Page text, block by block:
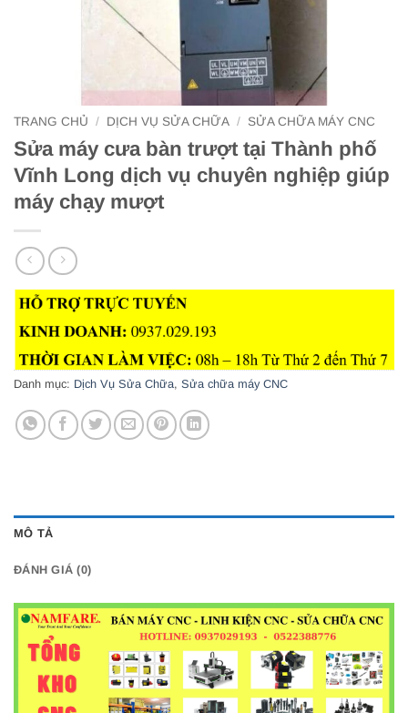
TRANG CHỦ / DỊCH VỤ SỬA CHỮA / SỬA CHỮA MÁY CNC
Sửa máy cưa bàn trượt tại Thành phố
Vĩnh Long dịch vụ chuyên nghiệp giúp
máy chạy mượt
Danh mục: Dịch Vụ Sửa Chữa, Sửa chữa máy CNC
MÔ TẢ
ĐÁNH GIÁ (0)